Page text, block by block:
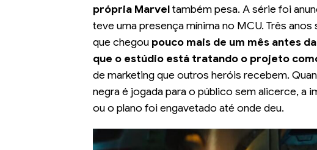
própria Marveltambém pesa. A série foi
teve uma presença mínima no MCU. Três
que chegou pouco mais de um mês antes
que o estúdio está tratando o projeto
de marketing que outros heróis recebem.
negra é jogada para o público sem alicerce, a
ou o plano foi engavetado até onde deu.